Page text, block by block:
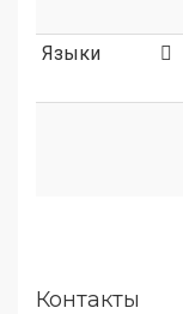
Языки
Контакты